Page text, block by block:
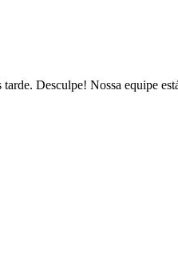
Desculpe! Nossa equipe